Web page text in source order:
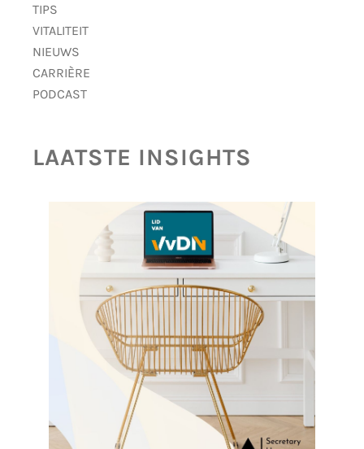
TIPS
VITALITEIT
NIEUWS
CARRIÈRE
PODCAST
LAATSTE INSIGHTS